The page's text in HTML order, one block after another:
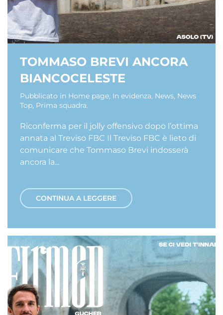
TOMMASO BREVI ANCORA
BIANCOCELESTE
Pubblicato in Home page, In evidenza, News, News
Top, Prima squadra.
Riconferma per il jolly offensivo dopo l’ottima
annata al Treviso FBC Il Treviso FBC è lieto di
comunicare che Tommaso Brevi indosserà
ancora la...
CONTINUA A LEGGERE